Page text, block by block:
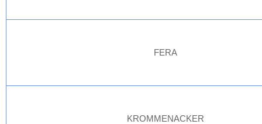
FERA
KROMMENACKER